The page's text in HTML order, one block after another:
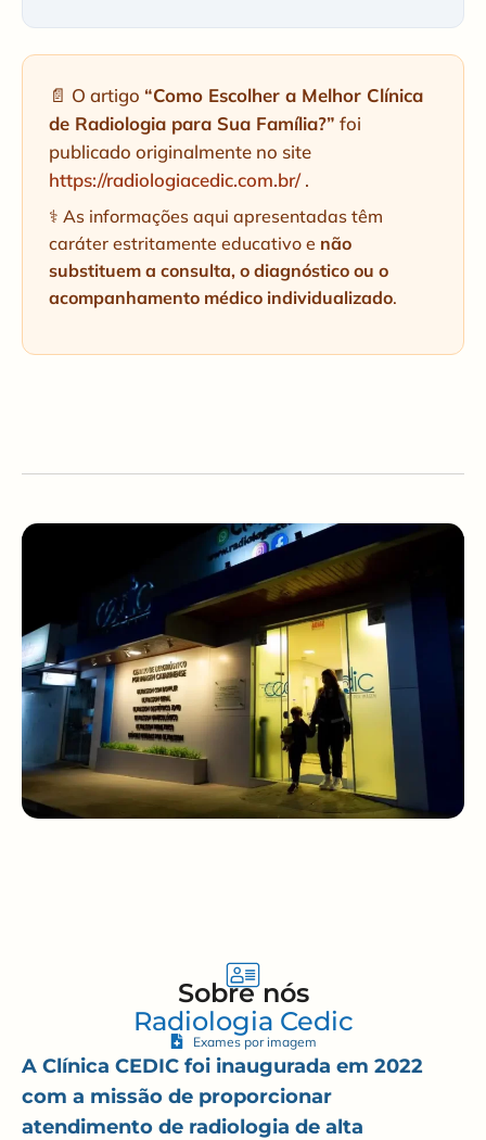
📄 O artigo “Como Escolher a Melhor Clínica
de Radiologia para Sua Família?” foi
publicado originalmente no site
https://radiologiacedic.com.br/.
⚕️ As informações aqui apresentadas têm
caráter estritamente educativo e não
substituem a consulta, o diagnóstico ou o
acompanhamento médico individualizado.
Sobre nós
Radiologia Cedic
Exames por imagem
A Clínica CEDIC foi inaugurada em 2022
com a missão de proporcionar
atendimento de radiologia de alta